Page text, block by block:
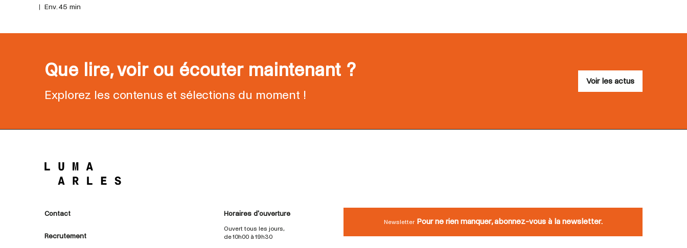
Env. 45 min
Que lire, voir ou écouter maintenant ?
Explorez les contenus et sélections du moment !
Voir les actus
Contact
Recrutement
Horaires d'ouverture
Ouvert tous les jours,
de 10h00 à 19h30
Newsletter Pour ne rien manquer, abonnez-vous à la newsletter.